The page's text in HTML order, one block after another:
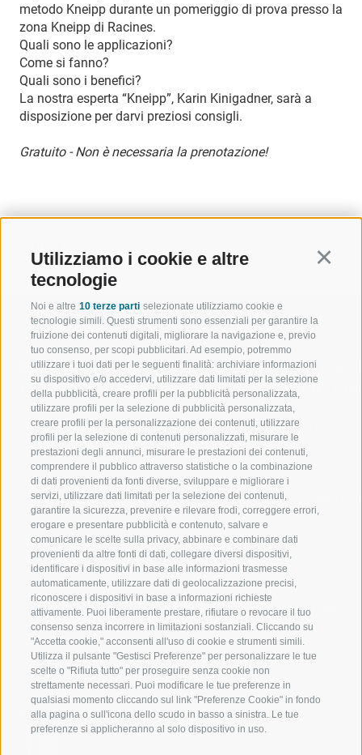
Utilizziamo i cookie e altre
tecnologie
Noi e altre 10 terze parti selezionate utilizziamo cookie e
tecnologie simili. Questi strumenti sono essenziali per garantire la
fruizione dei contenuti digitali, migliorare la navigazione e, previo
tuo consenso, per scopi pubblicitari. Ad esempio, potremmo
utilizzare i tuoi dati per le seguenti finalità: archiviare informazioni
su dispositivo e/o accedervi, utilizzare dati limitati per la selezione
della pubblicità, creare profili per la pubblicità personalizzata,
utilizzare profili per la selezione di pubblicità personalizzata,
creare profili per la personalizzazione dei contenuti, utilizzare
profili per la selezione di contenuti personalizzati, misurare le
prestazioni degli annunci, misurare le prestazioni dei contenuti,
comprendere il pubblico attraverso statistiche o la combinazione
di dati provenienti da fonti diverse, sviluppare e migliorare i
servizi, utilizzare dati limitati per la selezione dei contenuti,
garantire la sicurezza, prevenire e rilevare frodi, correggere errori,
erogare e presentare pubblicità e contenuto, salvare e
comunicare le scelte sulla privacy, abbinare e combinare dati
provenienti da altre fonti di dati, collegare diversi dispositivi,
identificare i dispositivi in base alle informazioni trasmesse
automaticamente, utilizzare dati di geolocalizzazione precisi,
riconoscere i dispositivi in base a informazioni richieste
attivamente. Puoi liberamente prestare, rifiutare o revocare il tuo
consenso senza incorrere in limitazioni sostanziali. Cliccando su
"Accetta cookie," acconsenti all'uso di cookie e strumenti simili.
Utilizza il pulsante "Gestisci Preferenze" per personalizzare le tue
scelte o "Rifiuta tutto" per proseguire senza cookie non
strettamente necessari. Puoi modificare le tue preferenze in
qualsiasi momento cliccando sul link "Preferenze Cookie" in fondo
alla pagina o sull'icona dello scudo in basso a sinistra. Le tue
preferenze si applicheranno al solo dispositivo in uso.
metodo Kneipp durante un pomeriggio di prova presso la
zona Kneipp di Racines.
Quali sono le applicazioni?
Come si fanno?
Quali sono i benefici?
La nostra esperta “Kneipp”, Karin Kinigadner, sarà a
disposizione per darvi preziosi consigli.
Gratuito - Non è necessaria la prenotazione!
BENVENUTI NELLA REGIONE
TURISTICA DI RACINES
VAL GIOVO
VAL RACINES
VAL RIDANNA
IMPIANTI DI RISALITA
SCUOLA DI SCI RACINES
LUISL'S SKI SCHOOL A RACINES
SPORT E
MOMENTI
SCIARE
ESCURSIONI
ALTA
BIKE
FONDO
ACQUA DA
SEGUICI SUI SOCIAL